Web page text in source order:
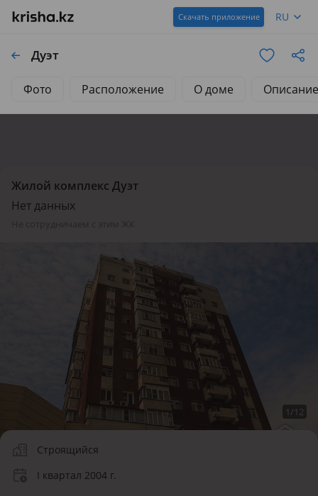
Скачать приложение RU
Дуэт
Фото Расположение О доме Описание
Жилой комплекс Дуэт
Нет данных
1 /12
Строящийся
I квартал 2004 г.